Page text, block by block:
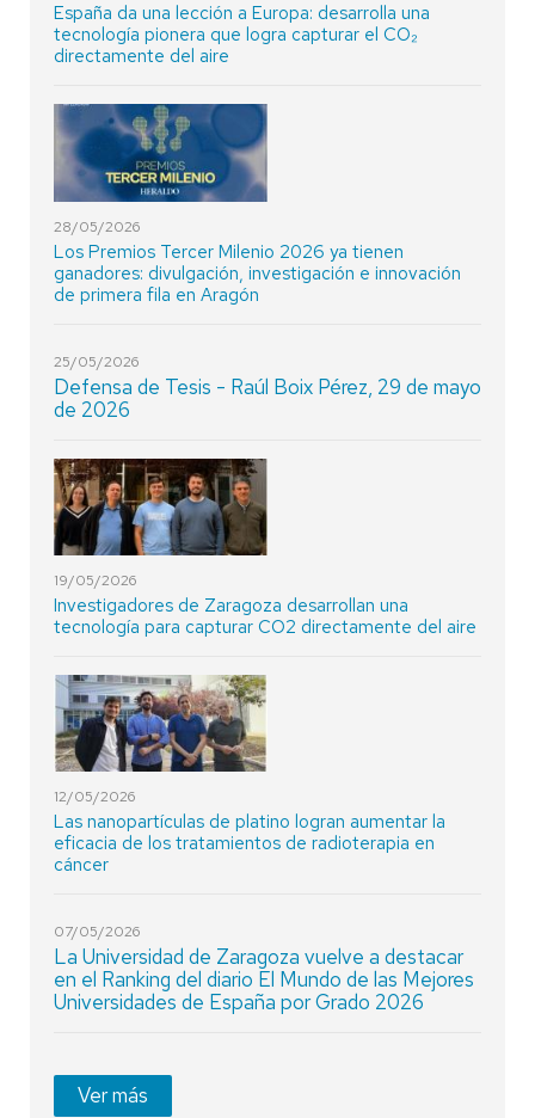
España da una lección a Europa: desarrolla una
tecnología pionera que logra capturar el CO₂
directamente del aire
28/05/2026
Los Premios Tercer Milenio 2026 ya tienen
ganadores: divulgación, investigación e innovación
de primera fila en Aragón
25/05/2026
Defensa de Tesis - Raúl Boix Pérez, 29 de mayo
de 2026
19/05/2026
Investigadores de Zaragoza desarrollan una
tecnología para capturar CO2 directamente del aire
12/05/2026
Las nanopartículas de platino logran aumentar la
eficacia de los tratamientos de radioterapia en
cáncer
07/05/2026
La Universidad de Zaragoza vuelve a destacar
en el Ranking del diario El Mundo de las Mejores
Universidades de España por Grado 2026
Ver más